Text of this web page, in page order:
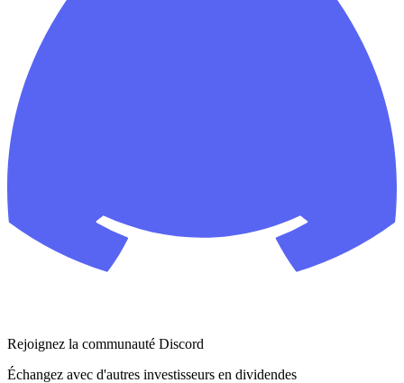
Rejoignez la communauté Discord
Échangez avec d'autres investisseurs en dividendes